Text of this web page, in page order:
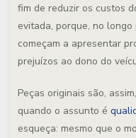
fim de reduzir os custos
evitada, porque, no longo
começam a apresentar
prejuízos ao dono do
Peças originais são,
quando o assunto é
esqueça: mesmo que o